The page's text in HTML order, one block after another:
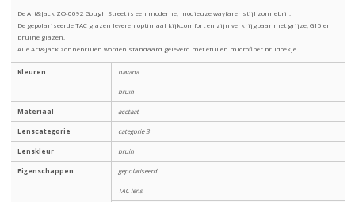
De Art&Jack ZO-0092 Gough Street is een moderne, modieuze wayfarer stijl zonnebril.
De gepolariseerde TAC glazen leveren optimaal kijkcomfort en zijn verkrijgbaar met grijze, G15 en
bruine glazen.
Alle Art&Jack zonnebrillen worden standaard geleverd met etui en microfiber brildoekje.
Kleuren havana
bruin
Materiaal acetaat
Lenscategorie categorie 3
Lenskleur bruin
Eigenschappen gepolariseerd
TAC lens